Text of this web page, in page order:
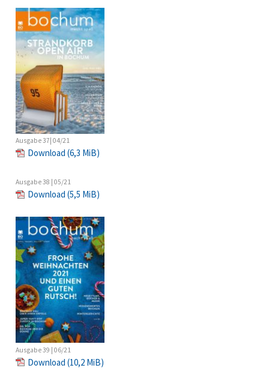
Ausgabe 37| 04/21
Download (6,3 MiB)
Ausgabe 38 | 05/21
Download (5,5 MiB)
Ausgabe 39 | 06/21
Download (10,2 MiB)